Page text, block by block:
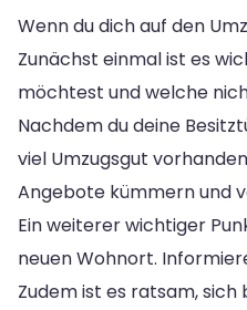
Wenn du dich auf den
Zunächst einmal ist es
möchtest und welche
Nachdem du deine
viel Umzugsgut
Angebote kümmern und
Ein weiterer wichtiger
neuen Wohnort.
Zudem ist es ratsam,